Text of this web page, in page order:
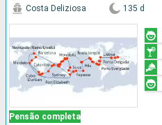
Pensão completa
Costa Deliziosa 135 d